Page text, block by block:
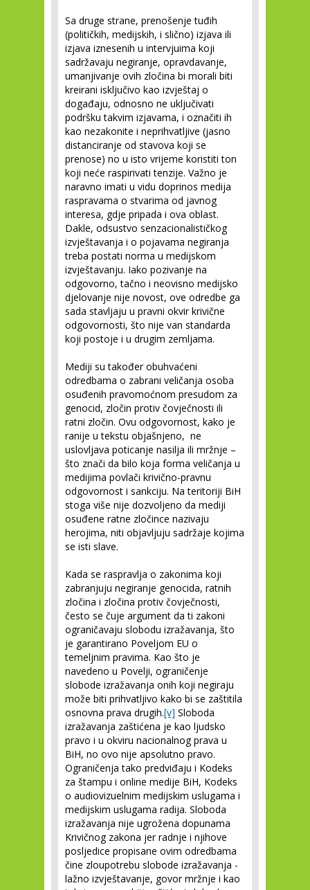
Sa druge strane, prenošenje tuđih
(političkih, medijskih, i slično) izjava ili
izjava iznesenih u intervjuima koji
sadržavaju negiranje, opravdavanje,
umanjivanje ovih zločina bi morali biti
kreirani isključivo kao izvještaj o
događaju, odnosno ne uključivati
podršku takvim izjavama, i označiti ih
kao nezakonite i neprihvatljive (jasno
distanciranje od stavova koji se
prenose) no u isto vrijeme koristiti ton
koji neće raspirivati tenzije. Važno je
naravno imati u vidu doprinos medija
raspravama o stvarima od javnog
interesa, gdje pripada i ova oblast.
Dakle, odsustvo senzacionalističkog
izvještavanja i o pojavama negiranja
treba postati norma u medijskom
izvještavanju. Iako pozivanje na
odgovorno, tačno i neovisno medijsko
djelovanje nije novost, ove odredbe ga
sada stavljaju u pravni okvir krivične
odgovornosti, što nije van standarda
koji postoje i u drugim zemljama.
Mediji su također obuhvaćeni
odredbama o zabrani veličanja osoba
osuđenih pravomoćnom presudom za
genocid, zločin protiv čovječnosti ili
ratni zločin. Ovu odgovornost, kako je
ranije u tekstu objašnjeno, ne
uslovljava poticanje nasilja ili mržnje –
što znači da bilo koja forma veličanja u
medijima povlači krivično-pravnu
odgovornost i sankciju. Na teritoriji BiH
stoga više nije dozvoljeno da mediji
osuđene ratne zločince nazivaju
herojima, niti objavljuju sadržaje kojima
se isti slave.
Kada se raspravlja o zakonima koji
zabranjuju negiranje genocida, ratnih
zločina i zločina protiv čovječnosti,
često se čuje argument da ti zakoni
ograničavaju slobodu izražavanja, što
je garantirano Poveljom EU o
temeljnim pravima. Kao što je
navedeno u Povelji, ograničenje
slobode izražavanja onih koji negiraju
može biti prihvatljivo kako bi se zaštitila
osnovna prava drugih.[v] Sloboda
izražavanja zaštićena je kao ljudsko
pravo i u okviru nacionalnog prava u
BiH, no ovo nije apsolutno pravo.
Ograničenja tako predviđaju i Kodeks
za štampu i online medije BiH, Kodeks
o audiovizuelnim medijskim uslugama i
medijskim uslugama radija. Sloboda
izražavanja nije ugrožena dopunama
Krivičnog zakona jer radnje i njihove
posljedice propisane ovim odredbama
čine zloupotrebu slobode izražavanja -
lažno izvještavanje, govor mržnje i kao